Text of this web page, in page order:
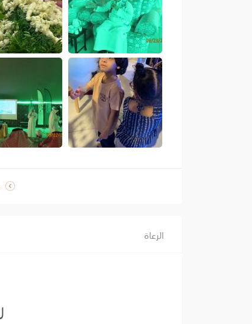
الرعاة